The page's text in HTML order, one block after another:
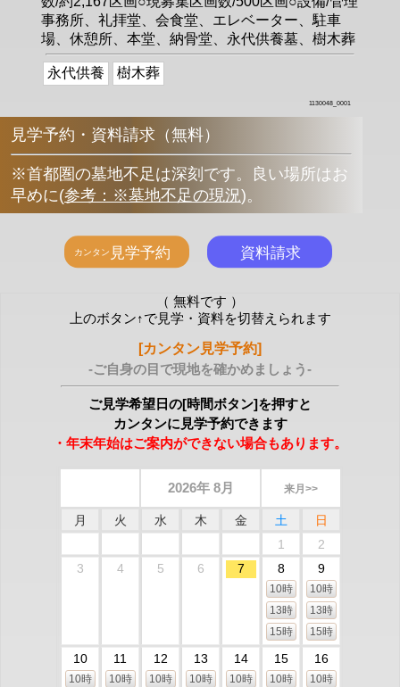
事務所、礼拝堂、会食堂、エレベーター、駐車
場、休憩所、本堂、納骨堂、永代供養墓、樹木葬
永代供養 樹木葬
1130048_0001
見学予約・資料請求（無料）
※首都圏の墓地不足は深刻です。良い場所はお
早めに(参考：※墓地不足の現況)。
（ 無料です ）
上のボタン↑で見学・資料を切替えられます
[カンタン見学予約]
-ご自身の目で現地を確かめましょう-
ご見学希望日の[時間ボタン]を押すと
カンタンに見学予約できます
・年末年始はご案内ができない場合もあります。
2026年 8月 来月>>
月 火 水 木 金 土
日
1
2
3
4 5 6 7 8
10時
13時
15時
9
10時
13時
15時
10
10時
11
10時
12
10時
13
10時
14
10時
15
10時
16
10時